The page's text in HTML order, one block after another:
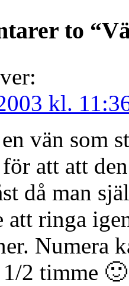
to
kl.
vän som
att att
då man
att ringa
Numera
2 timme 🙂